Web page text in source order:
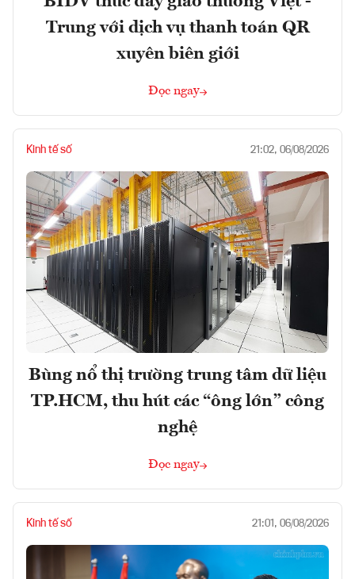
Trung với dịch vụ thanh toán QR
xuyên biên giới
Đọc ngay
Kinh tế số 21:02, 06/08/2026
Bùng nổ thị trường trung tâm dữ liệu
TP.HCM, thu hút các “ông lớn” công
nghệ
Đọc ngay
Kinh tế số 21:01, 06/08/2026